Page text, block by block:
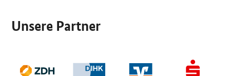
Unsere Partner